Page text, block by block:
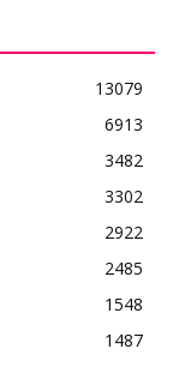
13079
6913
3482
3302
2922
2485
1548
1487